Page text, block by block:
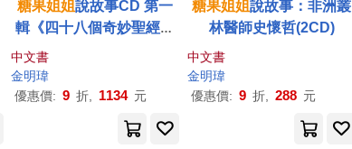
糖果姐姐說故事CD 第一
輯《四十八個奇妙聖經劇
中文書
金明瑋
優惠價: 9 折, 1134 元
糖果姐姐說故事：非洲叢
林醫師史懷哲(2CD)
中文書
金明瑋
優惠價: 9 折, 288 元